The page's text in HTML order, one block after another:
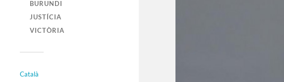
BURUNDI
JUSTÍCIA
VICTÒRIA
Català